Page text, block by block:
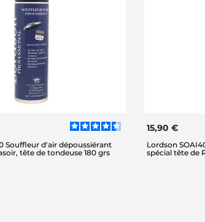
Souffleur d'air dépoussiérant
tête de tondeuse 180 grs
15,90 €
Lordson
spécial tête de